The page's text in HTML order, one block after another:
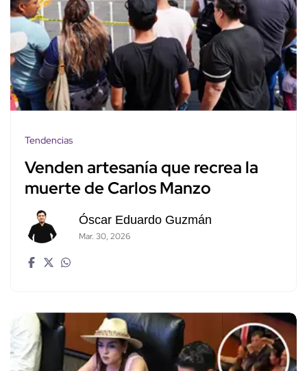
Tendencias
Venden artesanía que recrea la
muerte de Carlos Manzo
Óscar Eduardo Guzmán
Mar. 30, 2026